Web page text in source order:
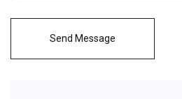
Send Message